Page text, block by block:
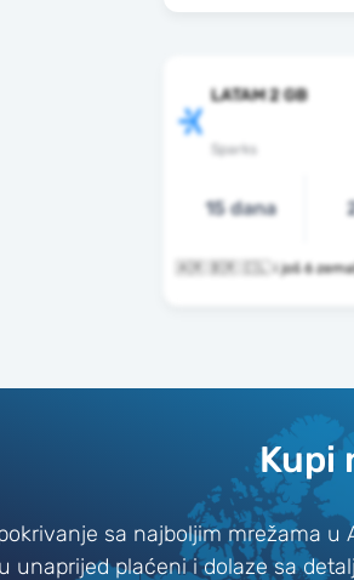
LATAM 2 GB
Sparks
15 dana
🇦🇷 🇧🇷 🇨🇱 i još 6
Kupi
sa najboljim mrežama
unaprijed plaćeni i dolaze sa